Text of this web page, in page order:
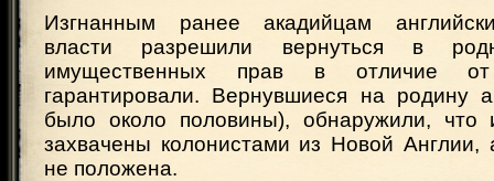
Изгнанным ранее акадийцам
власти разрешили вернуться в
имущественных прав в отличие
гарантировали. Вернувшиеся на родину
было около половины), обнаружили,
захвачены колонистами из Новой Англии,
не положена.